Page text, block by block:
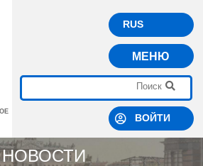
RUS
МЕНЮ
ВОЙТИ
НОВОСТИ